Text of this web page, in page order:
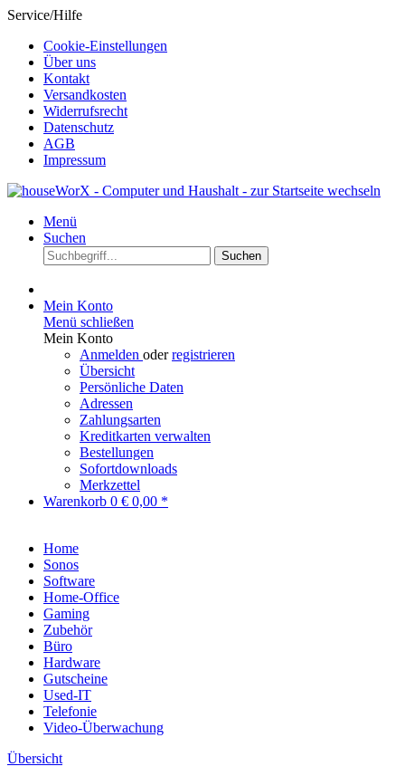
Service/Hilfe
Cookie-Einstellungen
Über uns
Kontakt
Versandkosten
Widerrufsrecht
Datenschutz
AGB
Impressum
Menü
Suchen
Suchen
Mein Konto
Menü schließen
Mein Konto
Anmelden oderregistrieren
Übersicht
Persönliche Daten
Adressen
Zahlungsarten
Kreditkarten verwalten
Bestellungen
Sofortdownloads
Merkzettel
Warenkorb 0 € 0,00 *
Home
Sonos
Software
Home-Office
Gaming
Zubehör
Büro
Hardware
Gutscheine
Used-IT
Telefonie
Video-Überwachung
Übersicht